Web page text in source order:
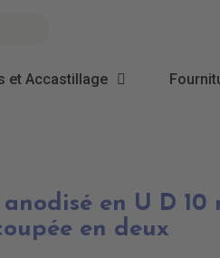
et Accastillage
en U D 10
en deux